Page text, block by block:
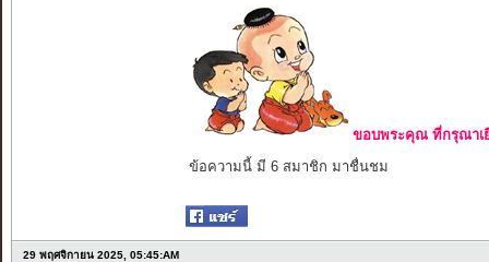
ขอบพระคุณ ที่กรุณาเ
ข้อความนี้ มี 6 สมาชิก มาชื่นชม
29 พฤศจิกายน 2025, 05:45:AM